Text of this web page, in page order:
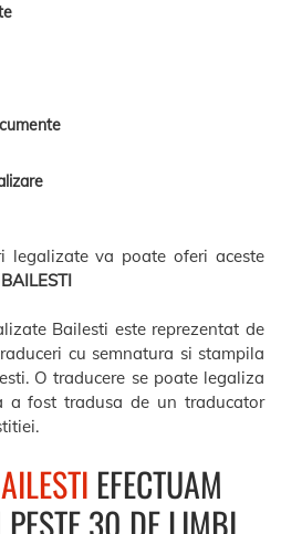
legalizate va poate oferi aceste
BAILESTI
Bailesti este reprezentat de
cu semnatura si stampila
O traducere se poate legaliza
a fost tradusa de un traducator
EFECTUAM
30 DE LIMBI